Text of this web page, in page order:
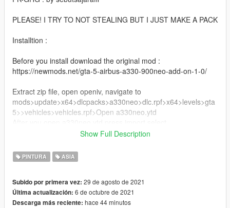
PLEASE! I TRY TO NOT STEALING BUT I JUST MAKE A PACK
Installtion :
Before you install download the original mod :
https://newmods.net/gta-5-airbus-a330-900neo-add-on-1-0/
Extract zip file, open openiv, navigate to
mods>update>x64>dlcpacks>a330neo>dlc.rpf>x64>levels>gta
5>>vehicles>vehicles.rpf>Open a330neo.ytd
A330neo_sign_3, A330neo_sign_5, A330neo_sign_7, after
Done!
then go to your game use trainer to change livery for ex
(menyoo, simple trainer)
Show Full Description
PINTURA ASIA
Subido por primera vez: 29 de agosto de 2021
Última actualización: 6 de octubre de 2021
Descarga más reciente: hace 44 minutos